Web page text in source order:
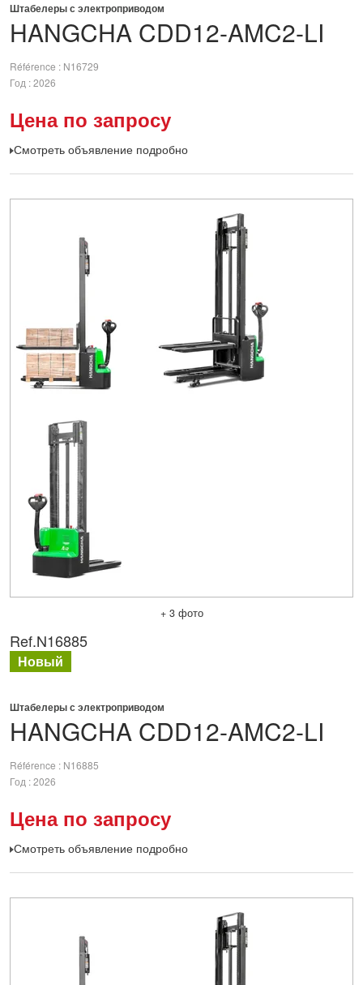
HANGCHA CDD12-AMC2-LI
Штабелеры с электроприводом
Référence
N16729
Год 2026
Цена по запросу
Смотреть объявление подробно
+ 3 фото
HANGCHA CDD12-AMC2-LI
Штабелеры с электроприводом
Référence
N16885
Год 2026
Цена по запросу
Смотреть объявление подробно
Ref.N16885
Новый